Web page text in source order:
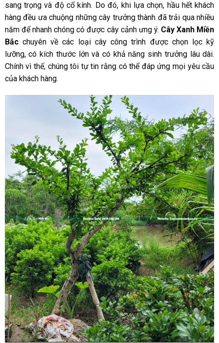
sang trọng và độ cổ kính. Do đó, khi lựa chọn, hầu hết khách
hàng đều ưa chuộng những cây trưởng thành đã trải qua nhiều
năm để nhanh chóng có được cây cảnh ưng ý. Cây Xanh Miền
Bắcchuyên về các loại cây công trình được chọn lọc kỹ
lưỡng, có kích thước lớn và có khả năng sinh trưởng lâu dài.
Chính vì thế, chúng tôi tự tin rằng có thể đáp ứng mọi yêu cầu
của khách hàng.